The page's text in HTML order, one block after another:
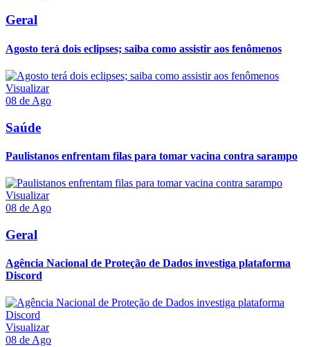
Geral
Agosto terá dois eclipses; saiba como assistir aos fenômenos
Visualizar
08 de Ago
Saúde
Paulistanos enfrentam filas para tomar vacina contra sarampo
Visualizar
08 de Ago
Geral
Agência Nacional de Proteção de Dados investiga plataforma
Discord
Visualizar
08 de Ago